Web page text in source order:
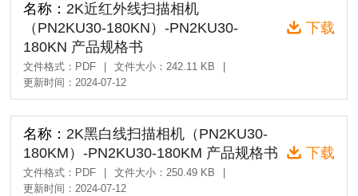
名称： 2K近红外线扫描相机
（PN2KU30-180KN）-PN2KU30-
180KN 产品规格书
文件格式：PDF 文件大小：242.11 KB
更新时间：2024-07-12
下载
名称： 2K黑白线扫描相机（PN2KU30-
180KM）-PN2KU30-180KM 产品规格书
文件格式：PDF 文件大小：250.49 KB
更新时间：2024-07-12
下载